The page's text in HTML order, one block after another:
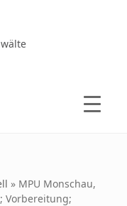
» MPU Monschau,
Vorbereitung;